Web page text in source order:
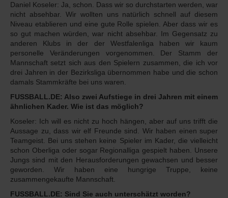
Daniel Koseler: Ja, schon. Dass wir so durchstarten werden, war
nicht absehbar. Wir wollten uns natürlich schnell auf diesem
Niveau etablieren und eine gute Rolle spielen. Aber dass wir es
so gut machen würden, war nicht absehbar. Im Gegensatz zu
anderen Klubs in der der Westfalenliga haben wir kaum
personelle Veränderungen vorgenommen. Der Stamm der
Mannschaft setzt sich aus den Spielern zusammen, die ich vor
drei Jahren in der Bezirksliga übernommen habe und die schon
damals Stammkräfte bei uns waren.
FUSSBALL.DE: Also zwei Aufstiege in drei Jahren mit einem
ähnlichen Kader. Wie ist das möglich?
Koseler: Ich will es nicht zu hoch hängen, aber auf uns trifft die
Aussage zu, dass wir elf Freunde sind. Wir haben einen super
Teamgeist. Bei uns stehen keine Spieler im Kader, die vielleicht
schon Oberliga oder sogar Regionalliga gespielt haben. Unsere
Jungs sind mit den Herausforderungen gewachsen und besser
geworden. Wir haben eine hungrige Truppe, keine
zusammengekaufte Mannschaft.
FUSSBALL.DE: Sind Sie auch unterschätzt worden?